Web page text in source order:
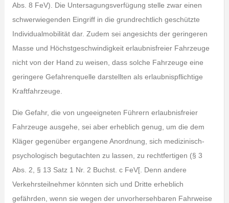
Abs. 8 FeV). Die Untersagungsverfügung stelle zwar einen
schwerwiegenden Eingriff in die grundrechtlich geschützte
Individualmobilität dar. Zudem sei angesichts der geringeren
Masse und Höchstgeschwindigkeit erlaubnisfreier Fahrzeuge
nicht von der Hand zu weisen, dass solche Fahrzeuge eine
geringere Gefahrenquelle darstellten als erlaubnispflichtige
Kraftfahrzeuge.
Die Gefahr, die von ungeeigneten Führern erlaubnisfreier
Fahrzeuge ausgehe, sei aber erheblich genug, um die dem
Kläger gegenüber ergangene Anordnung, sich medizinisch-
psychologisch begutachten zu lassen, zu rechtfertigen (§ 3
Abs. 2, § 13 Satz 1 Nr. 2 Buchst. c FeV[. Denn andere
Verkehrsteilnehmer könnten sich und Dritte erheblich
gefährden, wenn sie wegen der unvorhersehbaren Fahrweise